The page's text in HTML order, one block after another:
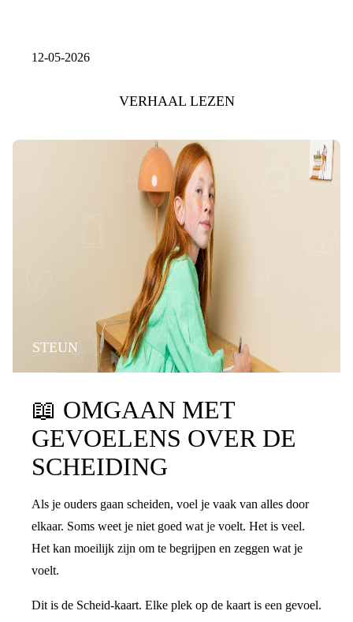
12-05-2026
VERHAAL LEZEN
STEUN
📖 OMGAAN MET
GEVOELENS OVER DE
SCHEIDING
Als je ouders gaan scheiden, voel je vaak van alles door
elkaar. Soms weet je niet goed wat je voelt. Het is veel.
Het kan moeilijk zijn om te begrijpen en zeggen wat je
voelt.
Dit is de Scheid-kaart. Elke plek op de kaart is een gevoel.